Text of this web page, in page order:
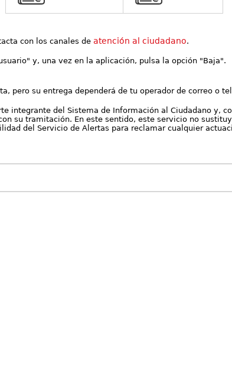
con los canales deatención al ciudadano.
y, una vez en la aplicación, pulsa la opción "Baja".
pero su entrega dependerá de tu operador de correo o
integrante del Sistema de Información al Ciudadano y,
su tramitación. En este sentido, este servicio no
del Servicio de Alertas para reclamar cualquier